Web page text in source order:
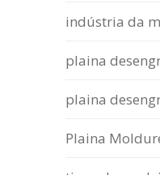
indústria da
plaina
plaina
Plaina